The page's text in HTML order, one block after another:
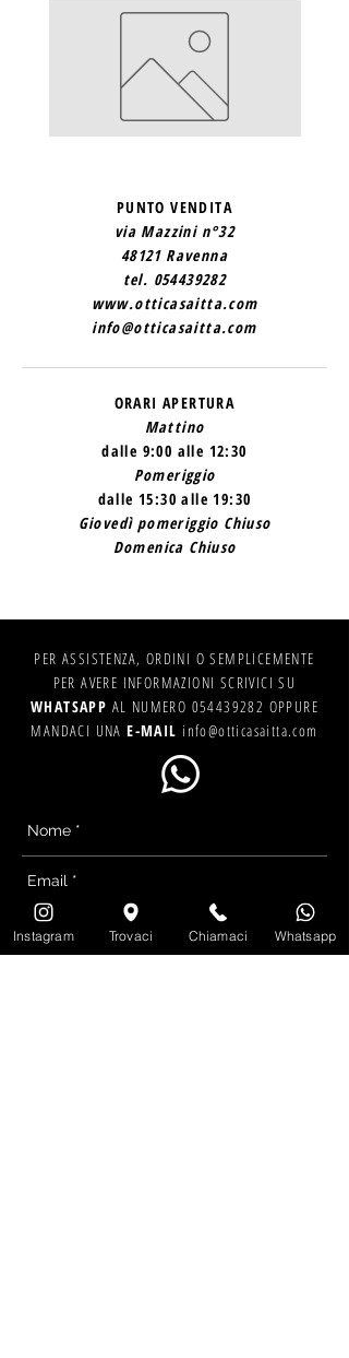
PUNTO VENDITA
via Mazzini n°32
48121 Ravenna
tel. 054439282
www.otticasaitta.com
info@otticasaitta.com
ORARI APERTURA
Mattino
dalle 9:00 alle 12:30
Pomeriggio
dalle 15:30 alle 19:30
Giovedì pomeriggio Chiuso
Domenica Chiuso
PER ASSISTENZA, ORDINI O SEMPLICEMENTE
PER AVERE INFORMAZIONI SCRIVICI SU
WHATSAPP AL NUMERO 054439282 OPPURE
MANDACI UNAE-MAIL info@otticasaitta.com
Instagram Trovaci Chiamaci Whatsapp